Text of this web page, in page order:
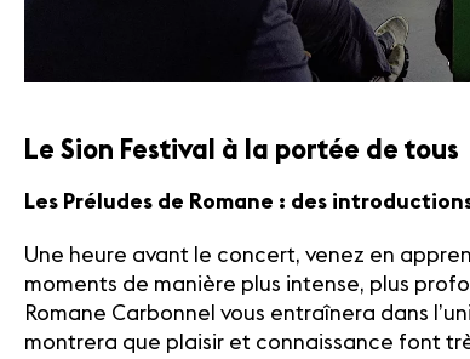
Le Sion Festival à la portée de tous
Les Préludes de Romane : des
Une heure avant le concert, venez en
moments de manière plus intense, plus
Romane Carbonnel vous entraînera dans
montrera que plaisir et connaissance font